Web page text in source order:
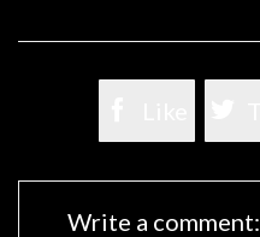
Write a comment: